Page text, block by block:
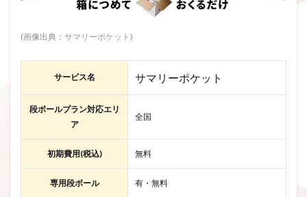
(画像出典： サマリーポケット )
サービス名 サマリーポケット
段ボールプラン対応エリ
ア
全国
初期費用(税込) 無料
専用段ボール 有・無料